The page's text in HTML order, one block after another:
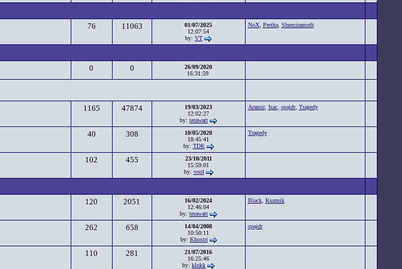
76 11063
01/07/2025
12:07:54
by: VT
NoX, Pertha, Shemiramoth
0 0
26/09/2020
16:31:59
1165 47874
19/03/2023
12:02:27
by: terawatt
Aramir, Isac, spajdr, Tragedy
40 308
10/05/2020
18:45:41
by: TDK
Tragedy
102 455
23/10/2011
15:59:01
by: vool
120 2051
16/02/2024
12:46:04
by: terawatt
Black, Kuzmik
262 658
14/04/2008
10:50:11
by: Khostri
spajdr
110 281
21/07/2016
16:25:46
by: klokk